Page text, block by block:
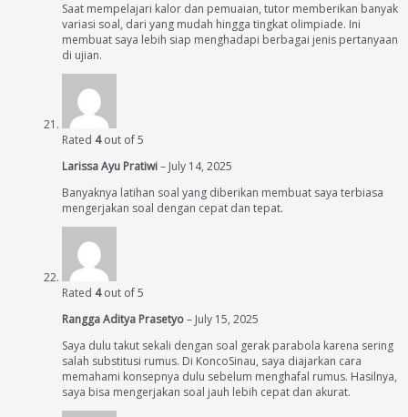
Saat mempelajari kalor dan pemuaian, tutor memberikan banyak
variasi soal, dari yang mudah hingga tingkat olimpiade. Ini
membuat saya lebih siap menghadapi berbagai jenis pertanyaan
di ujian.
Rated 4out of 5
Larissa Ayu Pratiwi– July 14, 2025
Banyaknya latihan soal yang diberikan membuat saya terbiasa
mengerjakan soal dengan cepat dan tepat.
Rated 4out of 5
Rangga Aditya Prasetyo– July 15, 2025
Saya dulu takut sekali dengan soal gerak parabola karena sering
salah substitusi rumus. Di KoncoSinau, saya diajarkan cara
memahami konsepnya dulu sebelum menghafal rumus. Hasilnya,
saya bisa mengerjakan soal jauh lebih cepat dan akurat.